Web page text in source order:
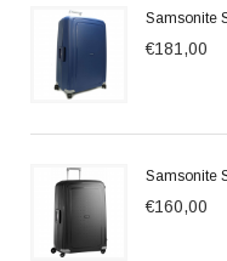
Samsonite
€181,00
Samsonite
€160,00